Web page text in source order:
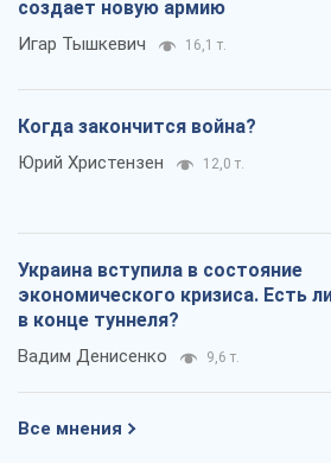
создает новую армию
Игар Тышкевич 16,1 т.
Когда закончится война?
Юрий Христензен 12,0 т.
Украина вступила в состояние
экономического кризиса. Есть
в конце туннеля?
Вадим Денисенко 9,6 т.
Все мнения